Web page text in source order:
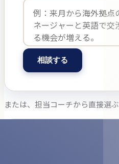
相談する
または、担当コーチから直接選ぶ